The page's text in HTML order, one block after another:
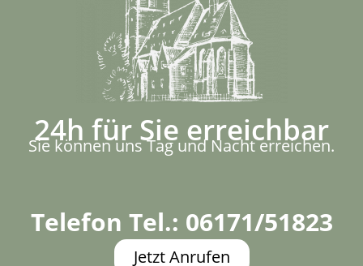
24h für Sie erreichbar
Sie können uns Tag und Nacht erreichen.
Telefon Tel.: 06171/51823
Jetzt Anrufen